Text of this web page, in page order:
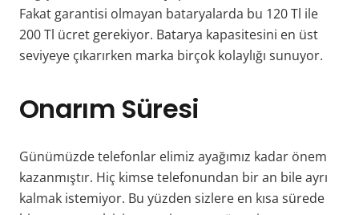
Fakat garantisi olmayan bataryalarda bu 120 Tl ile
200 Tl ücret gerekiyor. Batarya kapasitesini en üst
seviyeye çıkarırken marka birçok kolaylığı sunuyor.
Onarım Süresi
Günümüzde telefonlar elimiz ayağımız kadar önem
kazanmıştır. Hiç kimse telefonundan bir an bile ayrı
kalmak istemiyor. Bu yüzden sizlere en kısa sürede